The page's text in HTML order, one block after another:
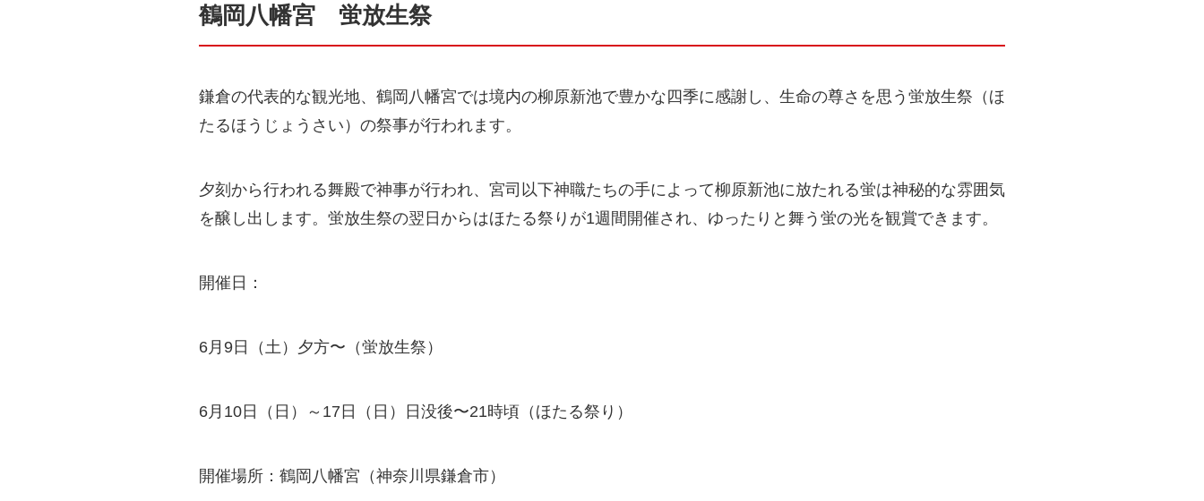
鶴岡八幡宮 蛍放生祭
鎌倉の代表的な観光地、鶴岡八幡宮では境内の柳原新池で豊かな四季に感謝し、生命の尊さを思う蛍放生祭（ほ
たるほうじょうさい）の祭事が行われます。
夕刻から行われる舞殿で神事が行われ、宮司以下神職たちの手によって柳原新池に放たれる蛍は神秘的な雰囲気
を醸し出します。蛍放生祭の翌日からはほたる祭りが1週間開催され、ゆったりと舞う蛍の光を観賞できます。
開催日：
6月9日（土）夕方〜（蛍放生祭）
6月10日（日）～17日（日）日没後〜21時頃（ほたる祭り）
開催場所：鶴岡八幡宮（神奈川県鎌倉市）